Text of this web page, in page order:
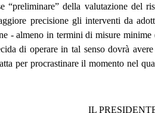
della valutazione del
precisione gli interventi da
- almeno in termini di misure
di operare in tal senso dovrà
per procrastinare il momento nel
IL